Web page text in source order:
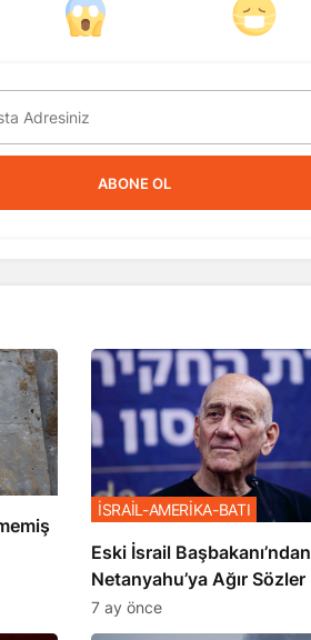
ABONE OL
Eski İsrail Başbakanı’ndan
Netanyahu’ya Ağır Sözler
İSRAİL-AMERİKA-BATI
7 ay önce